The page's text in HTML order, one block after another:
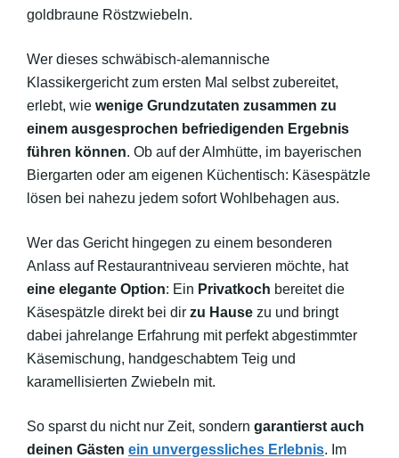
goldbraune Röstzwiebeln.
Wer dieses schwäbisch-alemannische
Klassikergericht zum ersten Mal selbst zubereitet,
erlebt, wie wenige Grundzutaten zusammen zu
einem ausgesprochen befriedigenden Ergebnis
führen können. Ob auf der Almhütte, im bayerischen
Biergarten oder am eigenen Küchentisch: Käsespätzle
lösen bei nahezu jedem sofort Wohlbehagen aus.
Wer das Gericht hingegen zu einem besonderen
Anlass auf Restaurantniveau servieren möchte, hat
eine elegante Option: Ein Privatkoch bereitet die
Käsespätzle direkt bei dir zu Hause zu und bringt
dabei jahrelange Erfahrung mit perfekt abgestimmter
Käsemischung, handgeschabtem Teig und
karamellisierten Zwiebeln mit.
So sparst du nicht nur Zeit, sondern garantierst auch
deinen Gästen ein unvergessliches Erlebnis. Im